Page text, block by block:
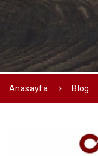
Anasayfa Blog